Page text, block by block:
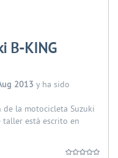
B-KING
2013 y ha sido
de la motocicleta Suzuki
taller está escrito en